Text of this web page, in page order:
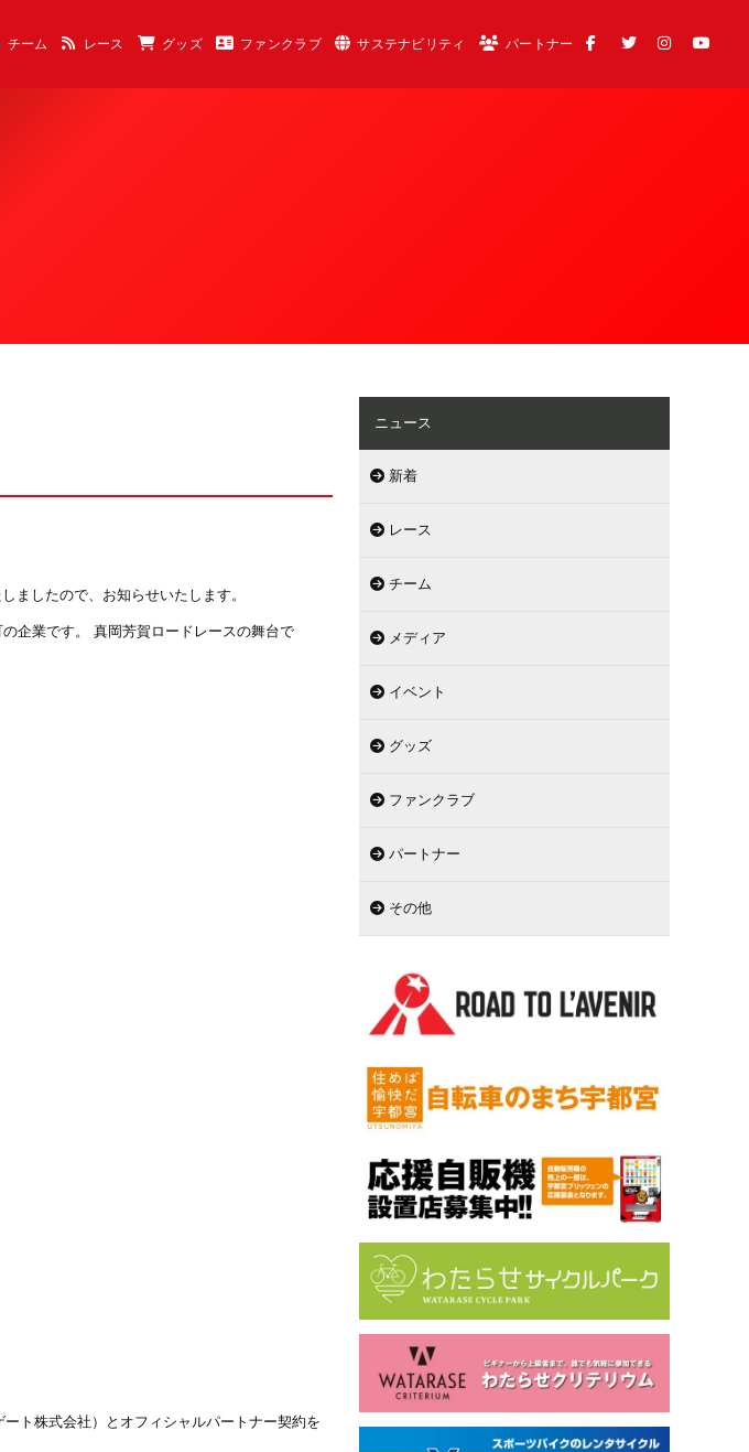
チーム レース グッズ ファンクラブ サステナビリティ パートナー
ましたので、お知らせいたします。
企業です。 真岡芳賀ロードレースの舞台で
ト株式会社）とオフィシャルパートナー契約を
ニュース
新着
レース
チーム
メディア
イベント
グッズ
ファンクラブ
パートナー
その他